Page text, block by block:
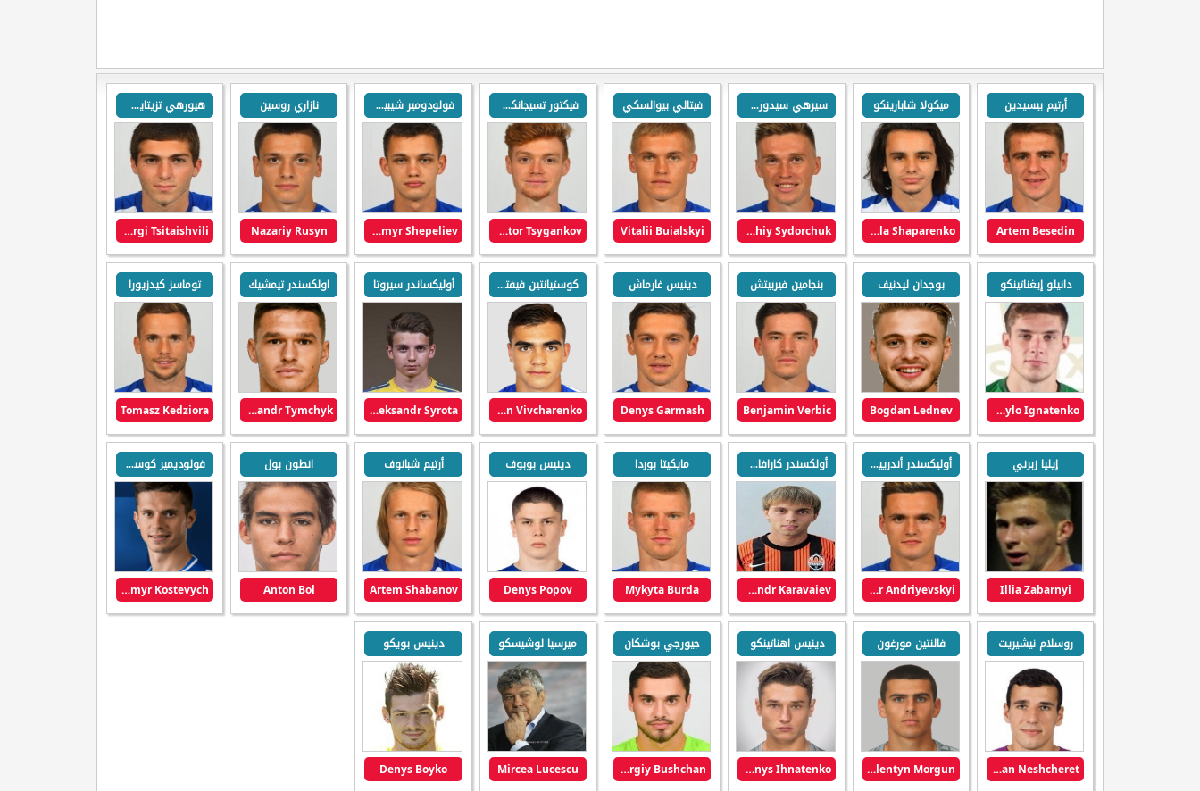
أرتيم بيسيدين
Artem Besedin
ميكولا شابارينكو
Mykola Shaparenko
سيرهي سيدورشوك
Serhiy Sydorchuk
فيتالي بيوالسكي
Vitalii Buialskyi
فيكتور تسيجانكوف
Viktor Tsygankov
فولودومير شيبيليف
Volodymyr Shepeliev
نازاري روسين
Nazariy Rusyn
هيورهي تزيتايشفيلي
Giorgi Tsitaishvili
دانيلو إيغناتينكو
Danylo Ignatenko
بوجدان ليدنيف
Bogdan Lednev
بنجامين فيربيتش
Benjamin Verbic
دينيس غارماش
Denys Garmash
كوستيانتين فيفتشارينكو
Kostyantyn Vivcharenko
أوليكساندر سيروتا
Oleksandr Syrota
اولكسندر تيمشيك
Oleksandr Tymchyk
توماسز كيدزيورا
Tomasz Kedziora
إيليا زبرني
Illia Zabarnyi
أوليكسندر أندرييفسكي
Oleksandr Andriyevskyi
أولكسندر كارافاييف
Oleksandr Karavaiev
مايكيتا بوردا
Mykyta Burda
دينيس بوبوف
Denys Popov
أرتيم شبانوف
Artem Shabanov
انطون بول
Anton Bol
فولوديمير كوستيفيتش
Volodymyr Kostevych
روسلام نيشيريت
Ruslan Neshcheret
فالنتين مورغون
Valentyn Morgun
دينيس اهناتينكو
Denys Ihnatenko
جيورجي بوشكان
Georgiy Bushchan
ميرسيا لوشيسكو
Mircea Lucescu
دينيس بويكو
Denys Boyko